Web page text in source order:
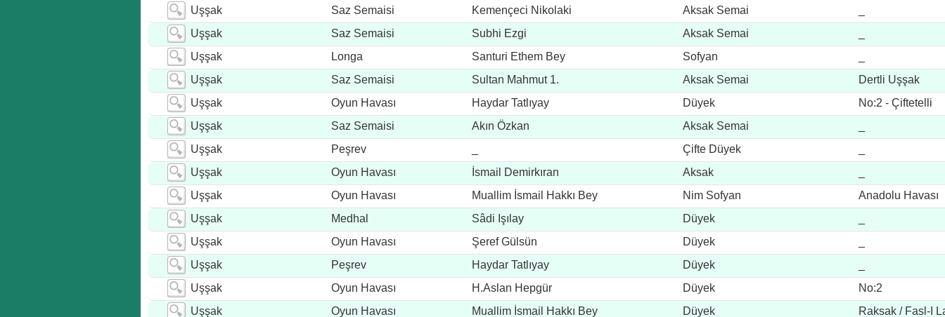
Uşşak
Saz Semaisi Kemençeci Nikolaki Aksak Semai
Uşşak
Saz Semaisi Subhi Ezgi Aksak Semai
Uşşak
Longa Santuri Ethem Bey Sofyan
Uşşak
Saz Semaisi Sultan Mahmut 1. Aksak Semai
Dertli Uşşak
Uşşak
Oyun Havası Haydar Tatlıyay Düyek
No:2 - Çiftetelli
Uşşak
Saz Semaisi Akın Özkan Aksak Semai
Uşşak
Peşrev Çifte Düyek
Uşşak
Oyun Havası İsmail Demirkıran Aksak
Uşşak
Oyun Havası Muallim İsmail Hakkı Bey Nim Sofyan
Anadolu Havası
Uşşak
Medhal Sâdi Işılay Düyek
Uşşak
Oyun Havası Şeref Gülsün Düyek
Uşşak
Peşrev Haydar Tatlıyay Düyek
Uşşak
Oyun Havası H.Aslan Hepgür Düyek
No:2
Uşşak
Oyun Havası Muallim İsmail Hakkı Bey Düyek Raksak / Fasl-I